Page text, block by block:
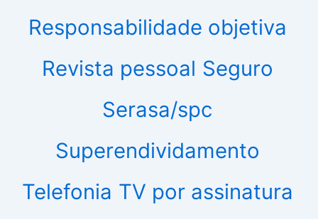
Responsabilidade objetiva
Revista pessoal Seguro
Serasa/spc
Superendividamento
Telefonia TV por assinatura